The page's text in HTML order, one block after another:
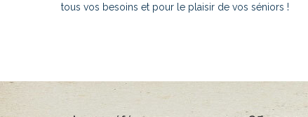
tous vos besoins et pour le plaisir de vos séniors !